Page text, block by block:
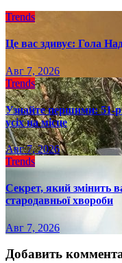
Trends
Це вас здивує: Гола
Авг 7, 2026
Trends
Узнайте першими: 51-
усіх на місце
Авг 7, 2026
Trends
Секрет, який змінить
стародавньої хвороби
Авг 7, 2026
Добавить